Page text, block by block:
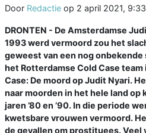
Door Redactie op 2 april 2021,
DRONTEN - De Amsterdamse
1993 werd vermoord zou het
geweest van een nog
het Rotterdamse Cold Case
Case: De moord op Judit Nyari.
naar moorden in het hele land op
jaren ’80 en ’90. In die periode
kwetsbare vrouwen vermoord.
de gevallen om prostituees. Veel